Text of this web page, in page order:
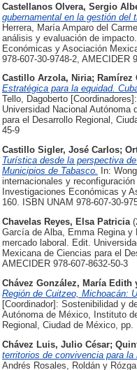
Castellanos Olvera, Sergio
gubernamental en la gestión
Herrera, María Amparo del
análisis y evaluación de
Económicas y Asociación
978-607-30-9748-2, AMECIDER
Castillo Arzola, Niria; Ramírez
Estratégica para la equidad.
Tello, Dagoberto
Universidad Nacional
para el Desarrollo Regional,
45-9
Castillo Sigler, José Carlos;
Turística desde la perspectiva
Municipios de Tabasco.
In:
internacionales y
Investigaciones Económicas y
160. ISBN UNAM 978-607-30-
Chavelas Reyes, Elsa Patricia
García de Alba, Emma Regina y
mercado laboral. Edit.
Mexicana de Ciencias para el
AMECIDER 978-607-8632-50-3
Chávez González, María Edith
Región de Cuitzeo, Michoacán:
[Coordinador]: Sostenibilidad y
Autónoma de México, Instituto
Regional, Ciudad de México,
Chávez Luis, Julio César;
territorios de convivencia para
Andrés Rosales, Roldán y